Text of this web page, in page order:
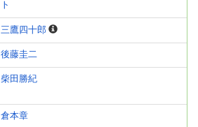
ト
三鷹四十郎
後藤圭二
柴田勝紀
倉本章